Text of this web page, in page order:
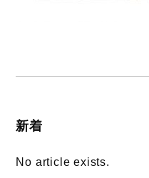
新着
No article exists.